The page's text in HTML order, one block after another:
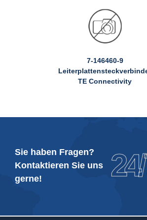
7-146460-9
TE Connectivity
Sie haben Fragen?
Kontaktieren Sie uns
gerne!